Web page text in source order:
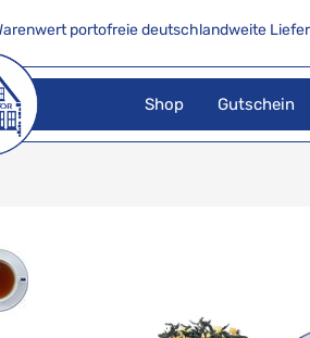
portofreie deutschlandweite
Shop Gutschein